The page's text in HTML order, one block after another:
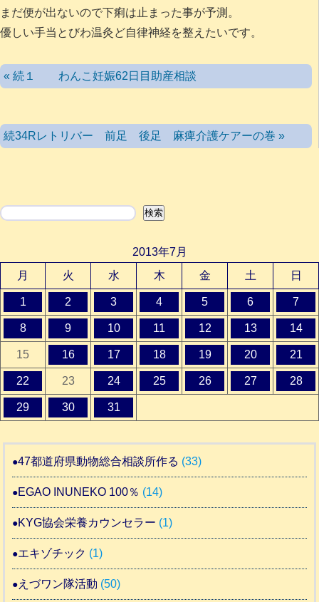
まだ便が出ないので下痢は止まった事が予測。
優しい手当とびわ温灸ど自律神経を整えたいです。
« 続１ わんこ妊娠62日目助産相談
続34Rレトリバー 前足 後足 麻痺介護ケアーの巻 »
検索 検索
2013年7月
月
火 水 木 金 土 日
1 2 3 4 5 6 7
8 9 10 11 12 13 14
15 16 17 18 19 20 21
22 23 24 25 26 27 28
29 30 31
47都道府県動物総合相談所作る (33)
EGAO INUNEKO 100％ (14)
KYG協会栄養カウンセラー (1)
エキゾチック (1)
えづワン隊活動 (50)